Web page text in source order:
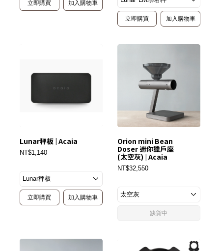
立即購買 加入購物車
立即購買 加入購物車
Lunar秤板 | Acaia
NT$1,140
立即購買 加入購物車
Orion mini Bean
Doser 迷你獵戶座
(太空灰) | Acaia
NT$32,550
缺貨中